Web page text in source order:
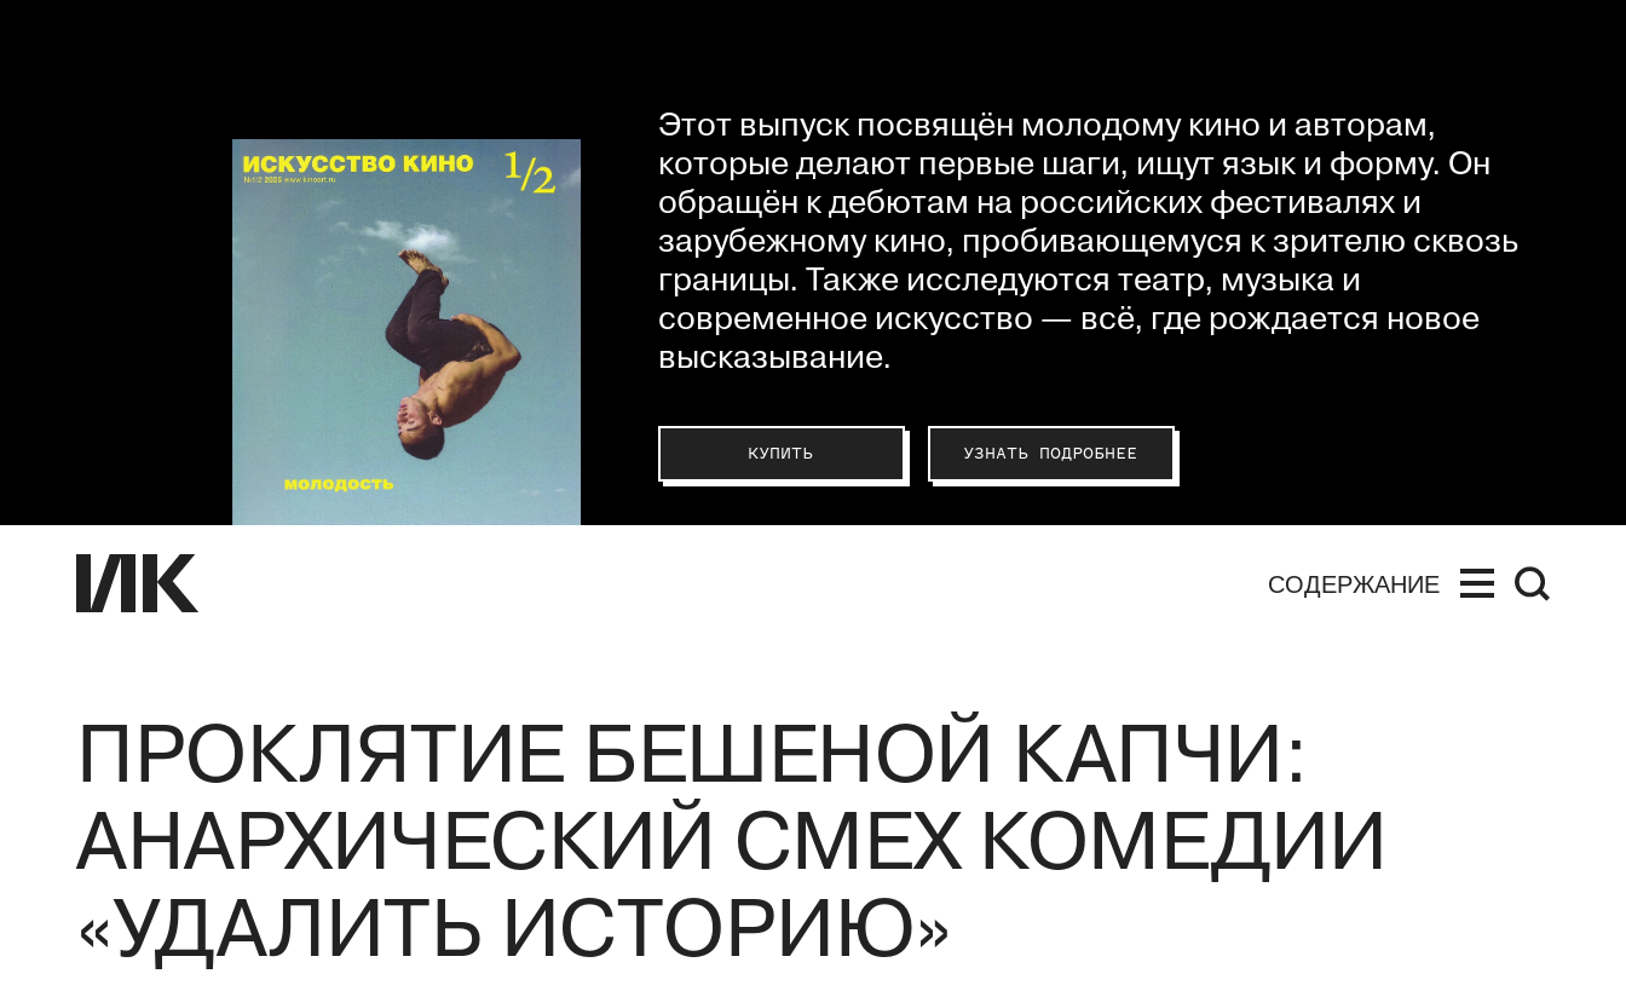
Этот выпуск посвящён молодому кино и авторам,
которые делают первые шаги, ищут язык и форму. Он
обращён к дебютам на российских фестивалях и
зарубежному кино, пробивающемуся к зрителю сквозь
границы. Также исследуются театр, музыка и
современное искусство — всё, где рождается новое
высказывание.
КУПИТЬ УЗНАТЬ ПОДРОБНЕЕ
СОДЕРЖАНИЕ
ПРОКЛЯТИЕ БЕШЕНОЙ КАПЧИ:
АНАРХИЧЕСКИЙ СМЕХ КОМЕДИИ
«УДАЛИТЬ ИСТОРИЮ»